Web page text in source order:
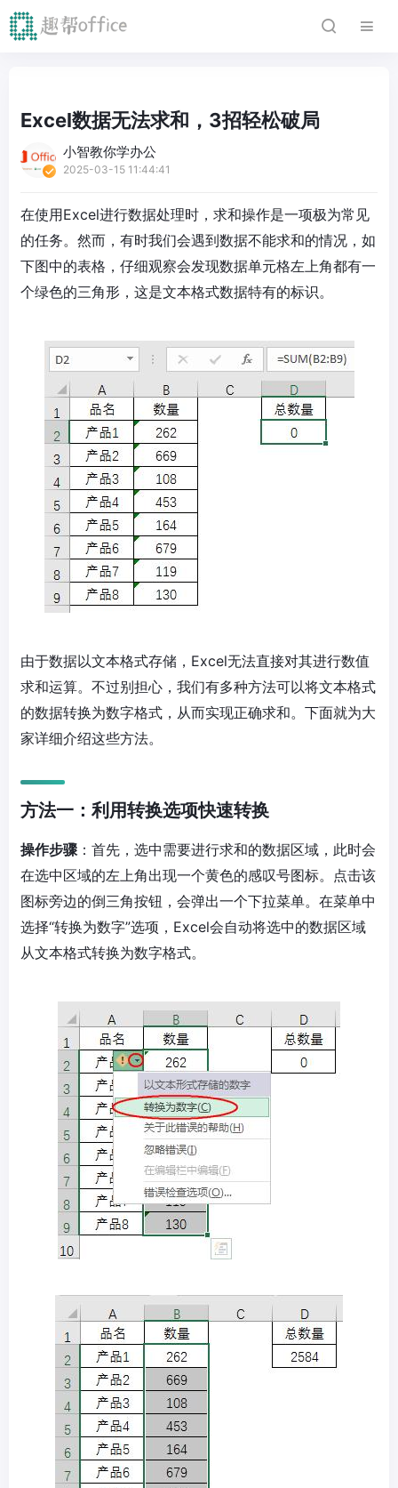
Excel数据无法求和，3招轻松破局
小智教你学办公
2025-03-15 11:44:41
在使用Excel进行数据处理时，求和操作是一项极为常见
的任务。然而，有时我们会遇到数据不能求和的情况，如
下图中的表格，仔细观察会发现数据单元格左上角都有一
个绿色的三角形，这是文本格式数据特有的标识。
由于数据以文本格式存储，Excel无法直接对其进行数值
求和运算。不过别担心，我们有多种方法可以将文本格式
的数据转换为数字格式，从而实现正确求和。下面就为大
家详细介绍这些方法。
方法一：利用转换选项快速转换
操作步骤：首先，选中需要进行求和的数据区域，此时会
在选中区域的左上角出现一个黄色的感叹号图标。点击该
图标旁边的倒三角按钮，会弹出一个下拉菜单。在菜单中
选择“转换为数字”选项，Excel会自动将选中的数据区域
从文本格式转换为数字格式。